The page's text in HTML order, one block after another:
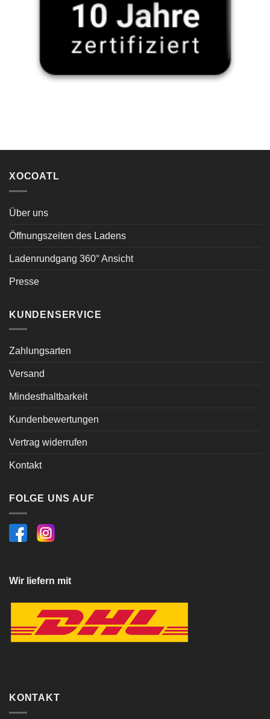
XOCOATL
Über uns
Öffnungszeiten des Ladens
Ladenrundgang 360° Ansicht
Presse
KUNDENSERVICE
Zahlungsarten
Versand
Mindesthaltbarkeit
Kundenbewertungen
Vertrag widerrufen
Kontakt
FOLGE UNS AUF
Wir liefern mit
KONTAKT